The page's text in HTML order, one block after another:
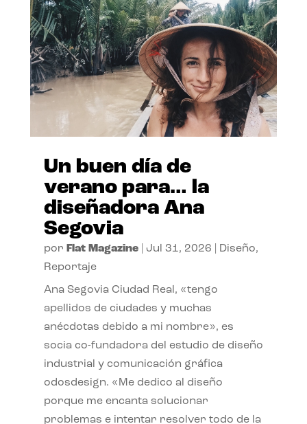
Un buen día de
verano para… la
diseñadora Ana
Segovia
por Flat Magazine| Jul 31, 2026 Diseño,
Reportaje
Ana Segovia Ciudad Real, «tengo
apellidos de ciudades y muchas
anécdotas debido a mi nombre», es
socia co-fundadora del estudio de diseño
industrial y comunicación gráfica
odosdesign. «Me dedico al diseño
porque me encanta solucionar
problemas e intentar resolver todo de la